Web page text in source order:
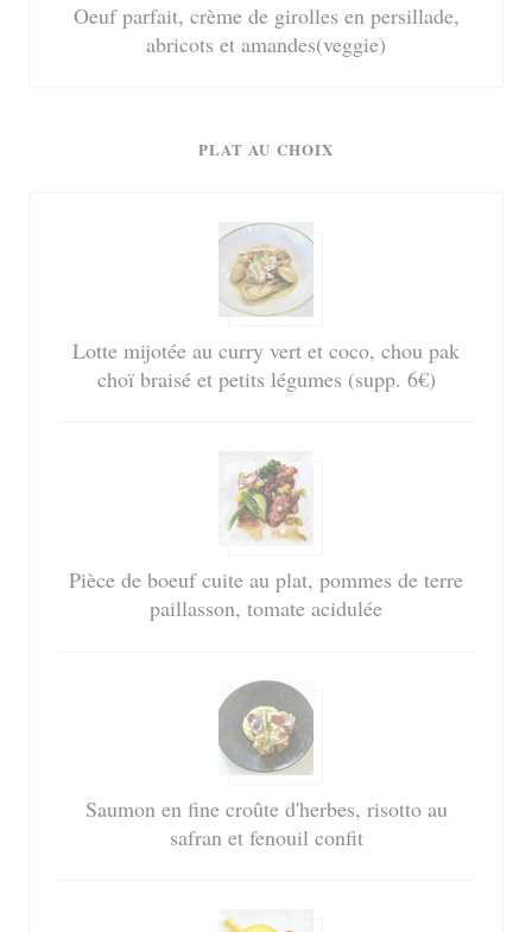
Oeuf parfait, crème de girolles en persillade,
abricots et amandes(veggie)
PLAT AU CHOIX
Lotte mijotée au curry vert et coco, chou pak
choï braisé et petits légumes (supp. 6€)
Pièce de boeuf cuite au plat, pommes de terre
paillasson, tomate acidulée
Saumon en fine croûte d'herbes, risotto au
safran et fenouil confit